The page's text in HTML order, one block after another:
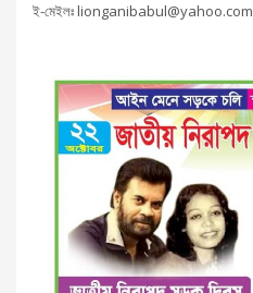
ই-মেইলঃ lionganibabul@yahoo.com,